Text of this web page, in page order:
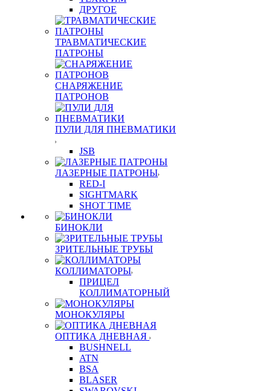
ДРУГОЕ
ТРАВМАТИЧЕСКИЕ
ПАТРОНЫ
СНАРЯЖЕНИЕ
ПАТРОНОВ
ПУЛИ ДЛЯ ПНЕВМАТИКИ
JSB
ЛАЗЕРНЫЕ ПАТРОНЫ
RED-I
SIGHTMARK
SHOT TIME
БИНОКЛИ
ЗРИТЕЛЬНЫЕ ТРУБЫ
КОЛЛИМАТОРЫ
ПРИЦЕЛ
КОЛЛИМАТОРНЫЙ
МОНОКУЛЯРЫ
ОПТИКА ДНЕВНАЯ
BUSHNELL
ATN
BSA
BLASER